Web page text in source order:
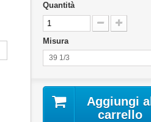
Quantità
Misura
39 1/3
Aggiungi al
carrello